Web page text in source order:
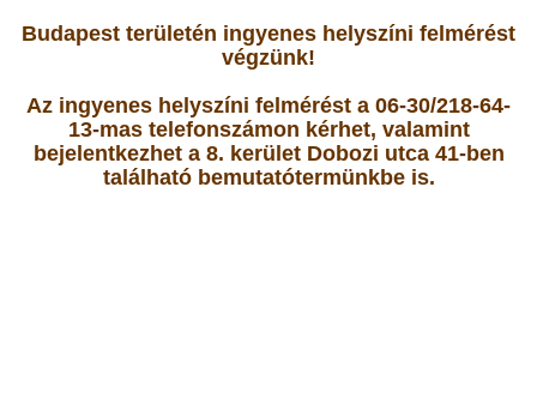
Budapest területén ingyenes helyszíni felmérést
végzünk!
Az ingyenes helyszíni felmérést a 06-30/218-64-
13-mas telefonszámon kérhet, valamint
bejelentkezhet a 8. kerület Dobozi utca 41-ben
található bemutatótermünkbe is.